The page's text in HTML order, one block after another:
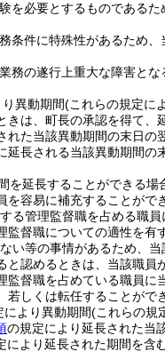
を必要とするものである
条件に特殊性があるため
務の遂行上重大な障害と
異動期間(これらの規定に
きは、町長の承認を得て
た当該異動期間の末日の
延長される当該異動期間の
を延長することができる
を容易に補充することが
る管理監督職を占める職
督職についての適性を有
い等の事情があるため、
と認めるときは、当該職
監督職を占めている職員
しくは転任することがで
により異動期間(これらの規
の規定により延長された当
により延長された期間を含